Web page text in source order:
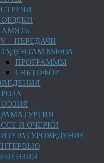
– ПЕРЕДАЧИ
МФЮА
ПРОГРАММЫ
СВЕТОФОР
И ОЧЕРКИ